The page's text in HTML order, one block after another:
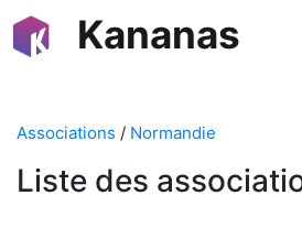
Kananas
Associations / Normandie
Liste des